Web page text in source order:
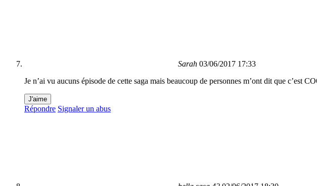
Sarah 03/06/2017 17:33
Je n’ai vu aucuns épisode de cette saga mais beaucoup de personnes m’ont dit que c’est
J'aime
Répondre Signaler un abus